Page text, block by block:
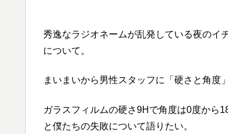
秀逸なラジオネームが乱発している夜のイ
について。
まいまいから男性スタッフに「硬さと角度
ガラスフィルムの硬さ9Hで角度は0度から
と僕たちの失敗について語りたい。